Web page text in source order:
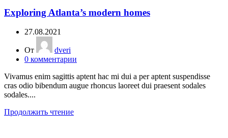
Exploring Atlanta’s modern homes
27.08.2021
От
dveri
0 комментарии
Vivamus enim sagittis aptent hac mi dui a per aptent suspendisse
cras odio bibendum augue rhoncus laoreet dui praesent sodales
sodales....
Продолжить чтение